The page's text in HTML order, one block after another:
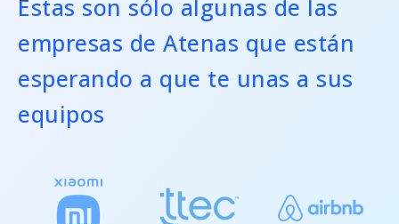
Estas son sólo algunas de las
empresas de Atenas que están
esperando a que te unas a sus
equipos